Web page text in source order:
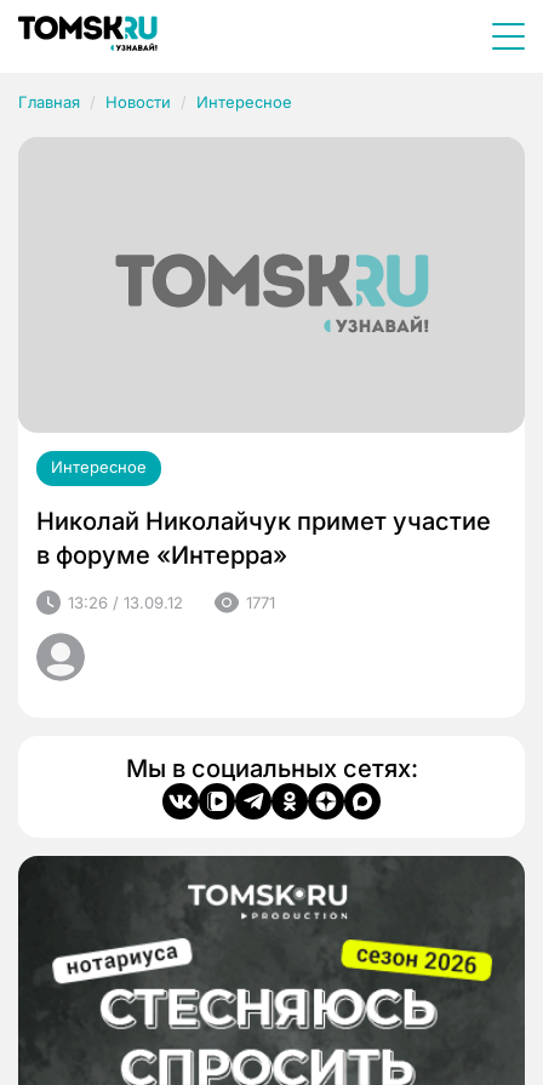
Главная Новости Интересное
Интересное
Николай Николайчук примет участие
в форуме «Интерра»
13:26 / 13.09.12 1771
Мы в социальных сетях: